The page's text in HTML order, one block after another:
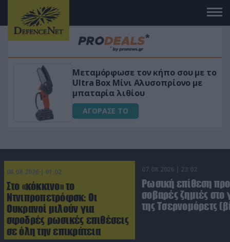
Μεταμόρφωσε τον κήπο σου με το
Ultra Box Μίνι Αλυσοπρίονο με
μπαταρία λιθίου
ΑΓΟΡΑΣΕ ΤΟ
08.08.2026 | 01:02
Στο «κόκκινο» το
Ντνιπροπετρόφσκ: Οι
Ουκρανοί μιλούν για
σφοδρές ρωσικές επιθέσεις
σε όλη την επικράτεια
07.08.2026 | 23:02
Ρωσική επίθεση
σοβαρές ζημιές στο
της Τσερνομόρετς